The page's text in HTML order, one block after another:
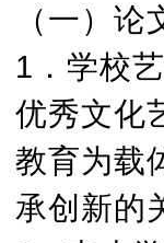
（一）论
1．学校
优秀文化
教育为载
承创新的